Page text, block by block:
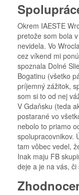
Okrem IAESTE
pretože som bola
nevidela. Vo
cez víkend mi
spoznala Dolné
Bogatinu (všetko
príjemný zážitok,
som si to od nej
V Gdaňsku (teda
postarané vo
nebolo to priamo
spolupracovnikov.
tam vôbec vedel,
Inak maju FB
deje a je na vás, či